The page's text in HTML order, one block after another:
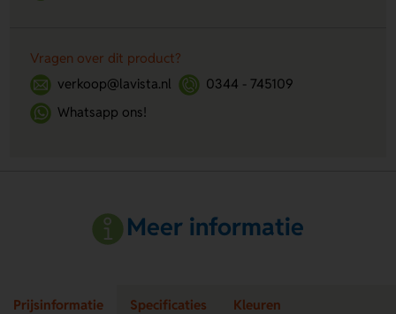
Vragen over dit product?
verkoop@lavista.nl
0344 - 745109
Whatsapp ons!
Meer informatie
Prijsinformatie Specificaties Kleuren